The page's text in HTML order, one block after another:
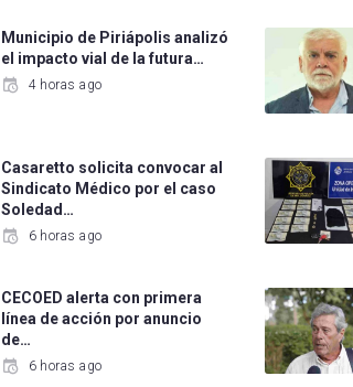
Municipio de Piriápolis analizó
el impacto vial de la futura…
4 horas ago
Casaretto solicita convocar al
Sindicato Médico por el caso
Soledad…
6 horas ago
CECOED alerta con primera
línea de acción por anuncio
de…
6 horas ago